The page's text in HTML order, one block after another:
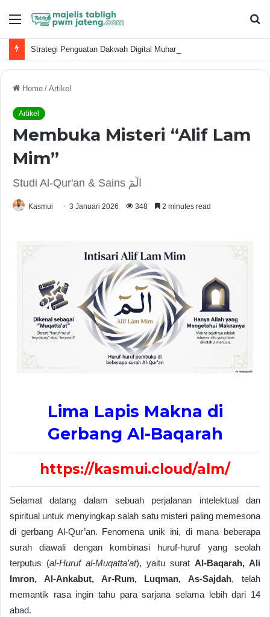
Menu
Strategi Penguatan Dakwah Digital Muhammadiyah
Home / Artikel
Artikel
Membuka Misteri “Alif Lam
Mim”
Studi Al-Qur'an & Sains الٓمٓ
Kasmui 3 Januari 2026 348 2 minutes read
Lima Lapis Makna di
Gerbang Al-Baqarah
https://kasmui.cloud/alm/
Selamat datang dalam sebuah perjalanan intelektual dan
spiritual untuk menyingkap salah satu misteri paling memesona
di gerbang Al-Qur’an. Fenomena unik ini, di mana beberapa
surah diawali dengan kombinasi huruf-huruf yang seolah
terputus (al-Huruf al-Muqatta’at), yaitu surat Al-Baqarah, Ali
Imron, Al-Ankabut, Ar-Rum, Luqman, As-Sajdah, telah
memantik rasa ingin tahu para sarjana selama lebih dari 14
abad.